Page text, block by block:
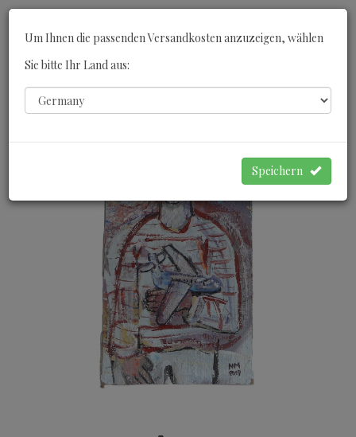
Um Ihnen die passenden Versandkosten anzuzeigen, wählen
Sie bitte Ihr Land aus:
Speichern